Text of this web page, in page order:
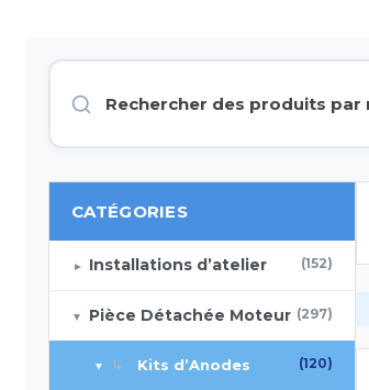
CATÉGORIES
▼ Installations d’atelier (152)
▼ Pièce Détachée Moteur (297)
▼ ↳ Kits d’Anodes (120)